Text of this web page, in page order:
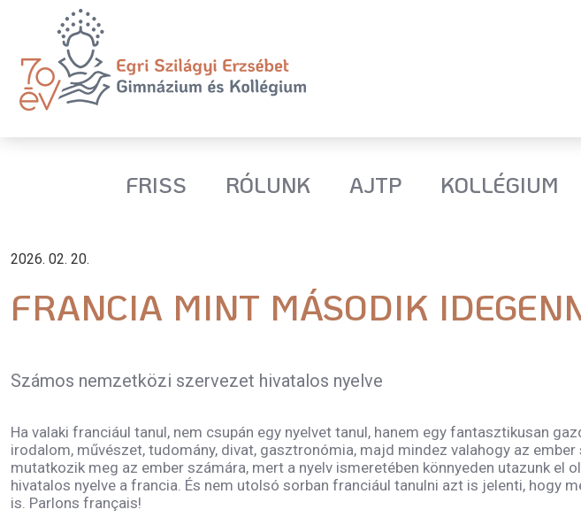
FRISS RÓLUNK AJTP KOLLÉGIUM
2026. 02. 20.
FRANCIA MINT MÁSODIK
Számos nemzetközi szervezet hivatalos nyelve
Ha valaki franciául tanul, nem csupán egy nyelvet tanul, hanem egy fantasztikusan
irodalom, művészet, tudomány, divat, gasztronómia, majd mindez valahogy az
mutatkozik meg az ember számára, mert a nyelv ismeretében könnyeden utazunk el
hivatalos nyelve a francia. És nem utolsó sorban franciául tanulni azt is jelenti, hogy
is. Parlons français!